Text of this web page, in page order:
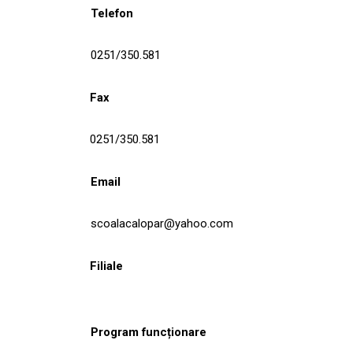
Telefon
0251/350.581
Fax
0251/350.581
Email
scoalacalopar@yahoo.com
Filiale
Program funcționare